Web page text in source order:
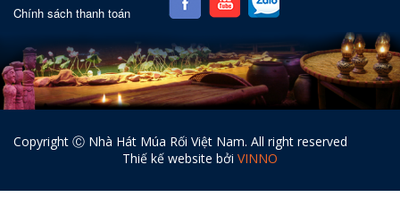
Chính sách thanh toán
Copyright Ⓒ Nhà Hát Múa Rối Việt Nam. All right reserved
Thiế kế website bởi VINNO